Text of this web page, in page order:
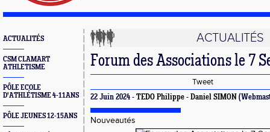
ACTUALITÉS
CSM CLAMART
ATHLETISME
PÔLE ECOLE
D'ATHLÉTISME 4-11ANS
PÔLE JEUNES 12-15ANS
ACTUALITÉS
Forum des Associations le 7
Tweet
22 Juin 2024 - TEDO Philippe - Daniel SIMON
Nouveautés